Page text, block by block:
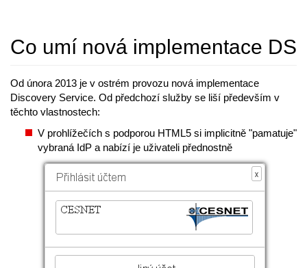
Co umí nová implementace DS
Od února 2013 je v ostrém provozu nová implementace
Discovery Service. Od předchozí služby se liší především v
těchto vlastnostech:
V prohlížečích s podporou HTML5 si implicitně "pamatuje"
vybraná IdP a nabízí je uživateli přednostně